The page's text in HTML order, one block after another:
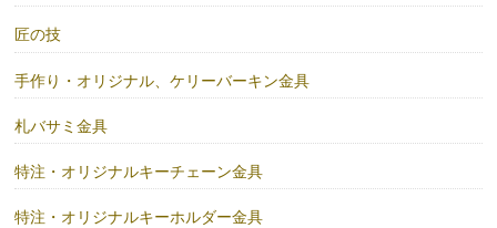
匠の技
手作り・オリジナル、ケリーバーキン金具
札バサミ金具
特注・オリジナルキーチェーン金具
特注・オリジナルキーホルダー金具